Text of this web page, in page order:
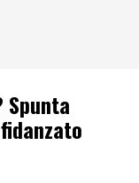
Spunta